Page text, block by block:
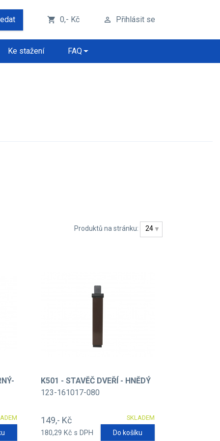
shopping_cart 0,- Kč perm_identity Přihlásit se
Ke stažení FAQ
Produktů na stránku: 24
K501 - STAVĚČ DVEŘÍ - HNĚDÝ
123-161017-080
SKLADEM
149,- Kč
180,29 Kč s DPH Do košíku